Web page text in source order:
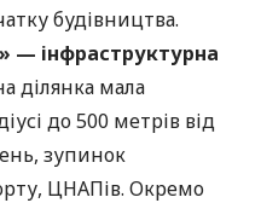
будівництва.
— інфраструктурна
ділянка мала
до 500 метрів від
зупинок
ЦНАПів. Окремо